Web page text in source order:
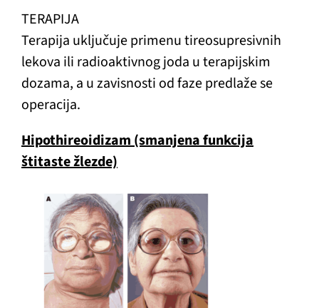
TERAPIJA
Terapija uključuje primenu tireosupresivnih
lekova ili radioaktivnog joda u terapijskim
dozama, a u zavisnosti od faze predlaže se
operacija.
Hipothireoidizam (smanjena funkcija
štitaste žlezde)